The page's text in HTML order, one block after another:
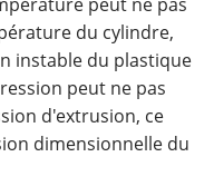
du cylindre,
instable du plastique
peut ne pas
d'extrusion, ce
dimensionnelle du